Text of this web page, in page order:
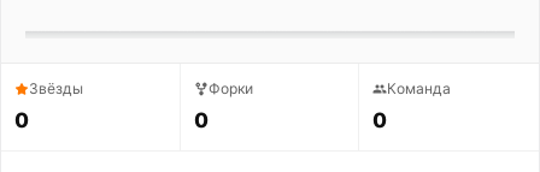
Звёзды
0
Форки
0
Команда
0